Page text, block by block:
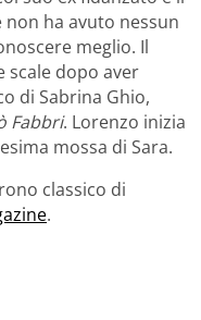
non ha avuto nessun
meglio. Il
scale dopo aver
di Sabrina Ghio,
Fabbri. Lorenzo inizia
mossa di Sara.
classico di
.